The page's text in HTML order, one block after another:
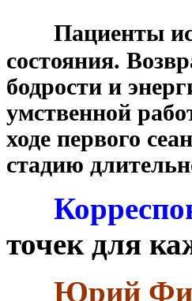
Пациенты
состояния.
бодрости и
умственной
ходе первого
стадию
точек для
Юрий